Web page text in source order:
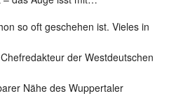
so oft geschehen ist. Vieles in
der Westdeutschen
Nähe des Wuppertaler